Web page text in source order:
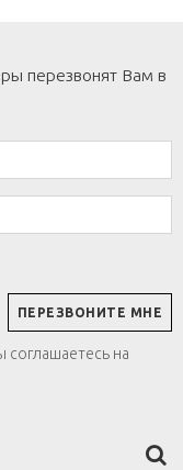
перезвонят Вам в
на